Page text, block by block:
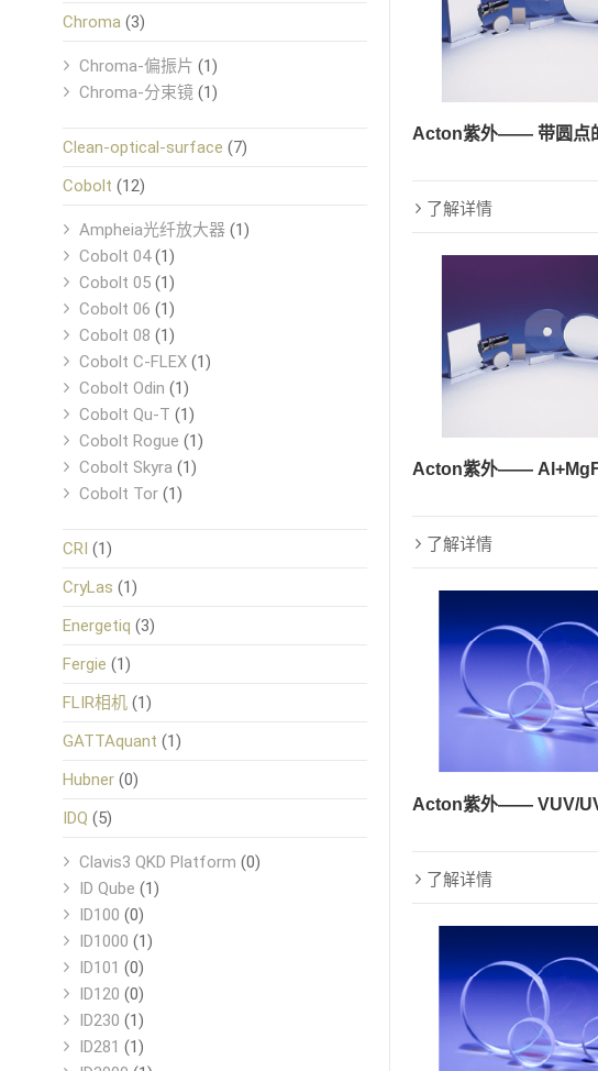
Acton紫外—— 带圆点
了解详情
Acton紫外——
了解详情
Acton紫外—— VUV/
了解详情
Chroma (3)
Chroma-偏振片 (1)
Chroma-分束镜 (1)
Clean-optical-surface (7)
Cobolt (12)
Ampheia光纤放大器 (1)
Cobolt 04(1)
Cobolt 05 (1)
Cobolt 06 (1)
Cobolt 08 (1)
Cobolt C-FLEX (1)
Cobolt Odin (1)
Cobolt Qu-T (1)
Cobolt Rogue (1)
Cobolt Skyra (1)
Cobolt Tor (1)
CRI (1)
CryLas (1)
Energetiq (3)
Fergie (1)
FLIR相机 (1)
GATTAquant (1)
Hubner (0)
IDQ (5)
Clavis3 QKD Platform (0)
ID Qube (1)
ID100 (0)
ID1000 (1)
ID101 (0)
ID120 (0)
ID230 (1)
ID281 (1)